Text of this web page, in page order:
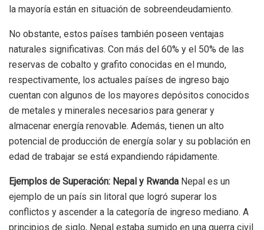
la mayoría están en situación de sobreendeudamiento.
No obstante, estos países también poseen ventajas
naturales significativas. Con más del 60% y el 50% de las
reservas de cobalto y grafito conocidas en el mundo,
respectivamente, los actuales países de ingreso bajo
cuentan con algunos de los mayores depósitos conocidos
de metales y minerales necesarios para generar y
almacenar energía renovable. Además, tienen un alto
potencial de producción de energía solar y su población en
edad de trabajar se está expandiendo rápidamente.
Ejemplos de Superación: Nepal y Rwanda Nepal es un
ejemplo de un país sin litoral que logró superar los
conflictos y ascender a la categoría de ingreso mediano. A
principios de siglo, Nepal estaba sumido en una guerra civil